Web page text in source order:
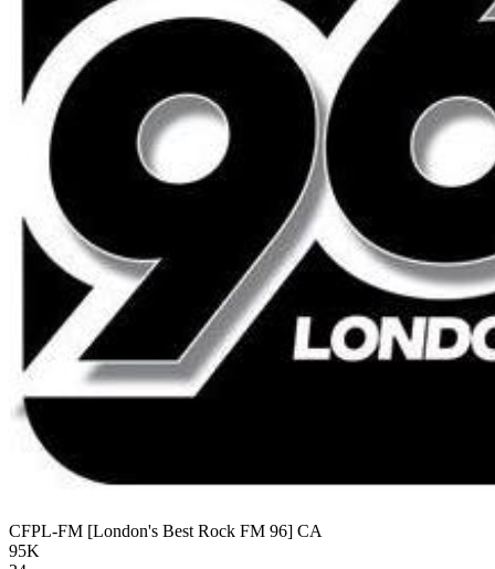
CFPL-FM [London's Best Rock FM 96] CA
95K